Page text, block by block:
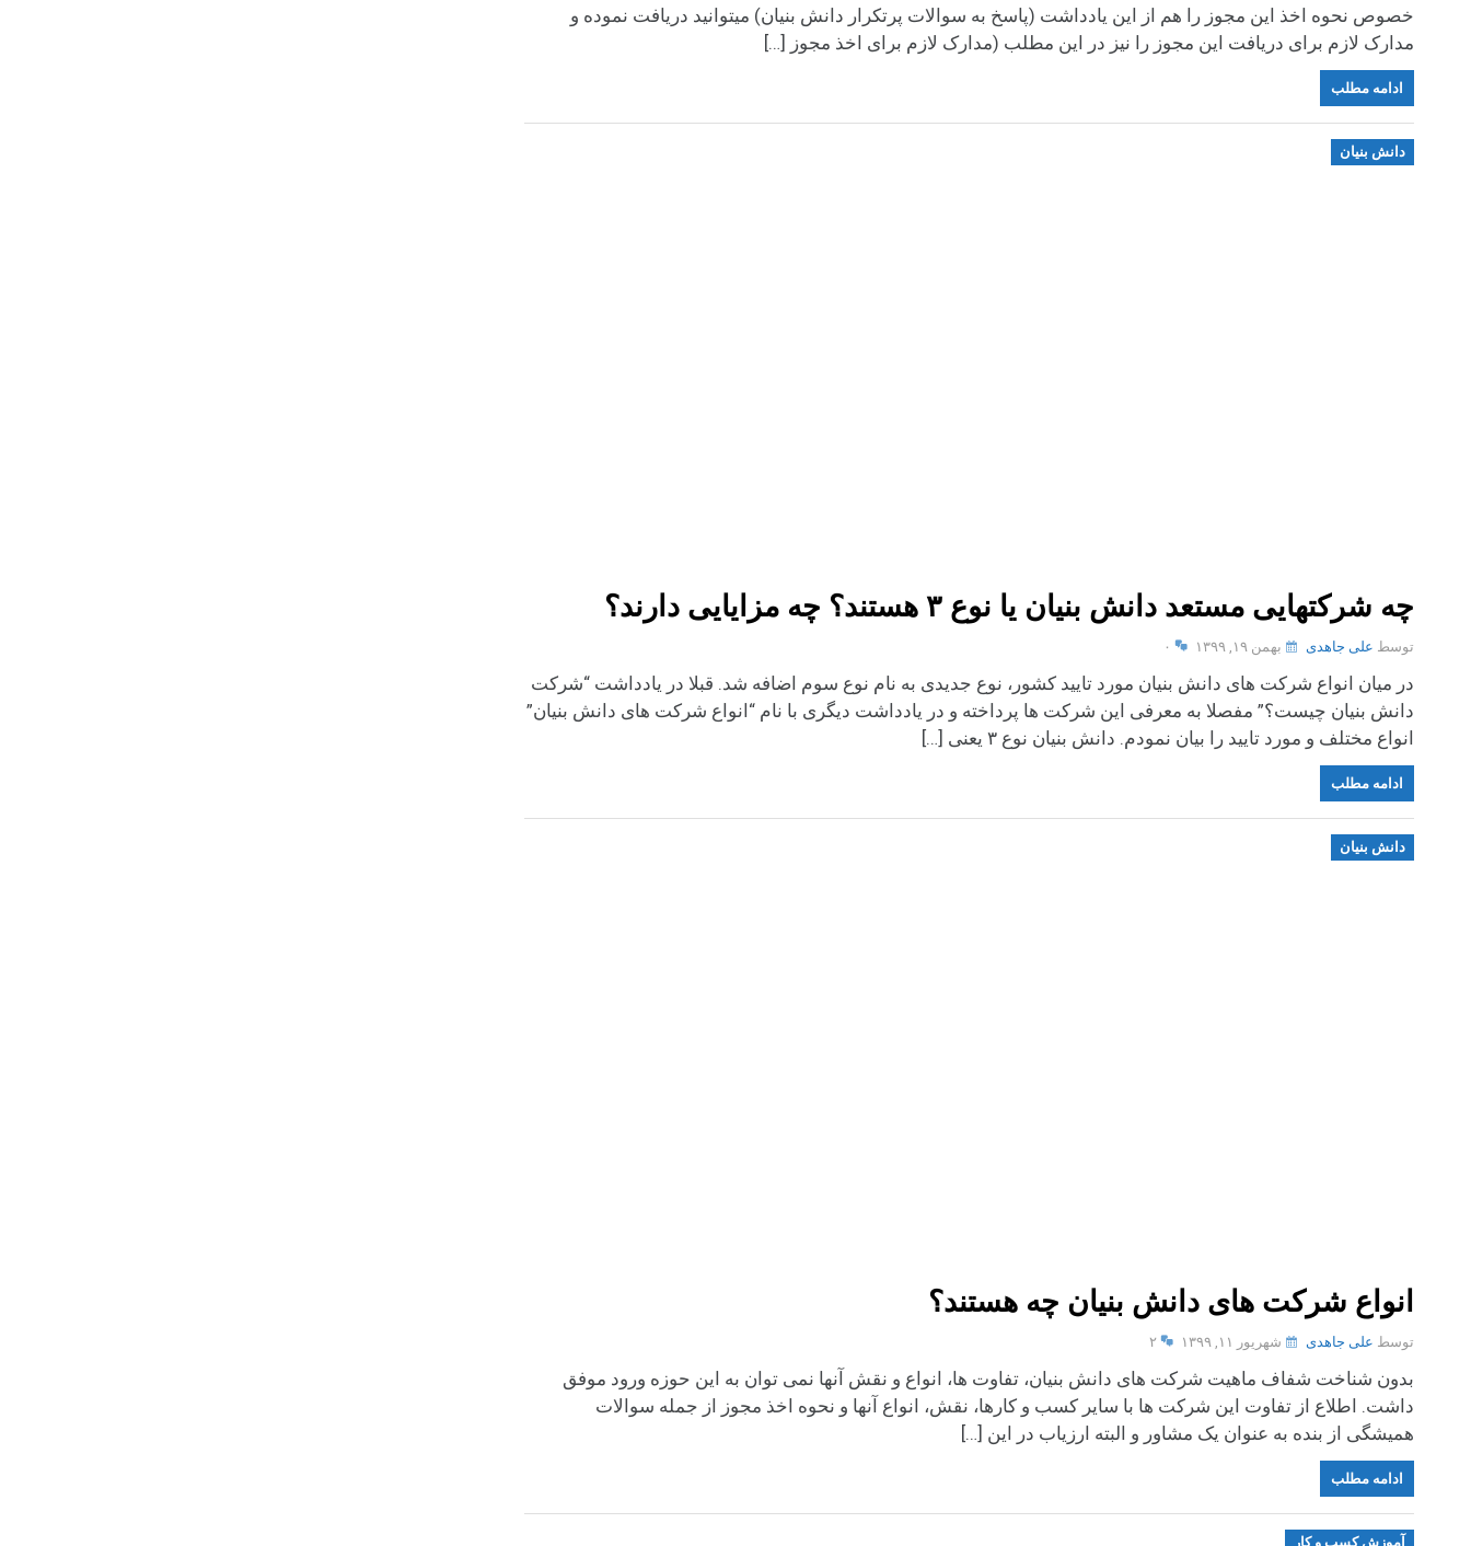
خصوص نحوه اخذ این مجوز را هم از این یادداشت (پاسخ به سوالات پرتکرار دانش بنیان) میتوانید دریافت نموده و
مدارک لازم برای دریافت این مجوز را نیز در این مطلب (مدارک لازم برای اخذ مجوز […]
ادامه مطلب
دانش بنیان
چه شرکتهایی مستعد دانش بنیان یا نوع ۳ هستند؟ چه مزایایی دارند؟
توسط علی جاهدی بهمن ۱۹, ۱۳۹۹ ۰
در میان انواع شرکت های دانش بنیان مورد تایید کشور، نوع جدیدی به نام نوع سوم اضافه شد. قبلا در یادداشت “شرکت
دانش بنیان چیست؟” مفصلا به معرفی این شرکت ها پرداخته و در یادداشت دیگری با نام “انواع شرکت های دانش بنیان”
انواع مختلف و مورد تایید را بیان نمودم. دانش بنیان نوع ۳ یعنی […]
ادامه مطلب
دانش بنیان
انواع شرکت های دانش بنیان چه هستند؟
توسط علی جاهدی شهریور ۱۱, ۱۳۹۹ ۲
بدون شناخت شفاف ماهیت شرکت های دانش بنیان، تفاوت ها، انواع و نقش آنها نمی توان به این حوزه ورود موفق
داشت. اطلاع از تفاوت این شرکت ها با سایر کسب و کارها، نقش، انواع آنها و نحوه اخذ مجوز از جمله سوالات
همیشگی از بنده به عنوان یک مشاور و البته ارزیاب در این […]
ادامه مطلب
آموزش کسب و کار